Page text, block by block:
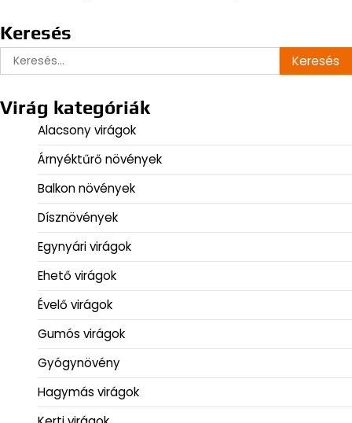
Keresés
Keresés:
Virág kategóriák
Alacsony virágok
Árnyéktűrő növények
Balkon növények
Dísznövények
Egynyári virágok
Ehető virágok
Évelő virágok
Gumós virágok
Gyógynövény
Hagymás virágok